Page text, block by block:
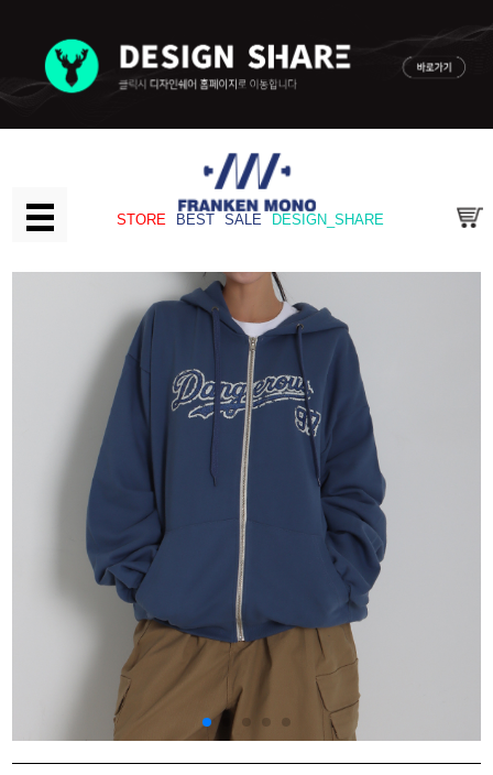
STORE BEST SALE DESIGN_SHARE